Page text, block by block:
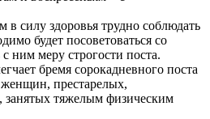
силу здоровья трудно соблюдать
будет посоветоваться со
ним меру строгости поста.
бремя сорокадневного поста
престарелых,
тяжелым физическим